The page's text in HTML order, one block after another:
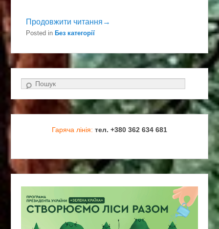
Продовжити читання→
Posted in Без категорії
Search
Гаряча лінія: тел. +380 362 634 681